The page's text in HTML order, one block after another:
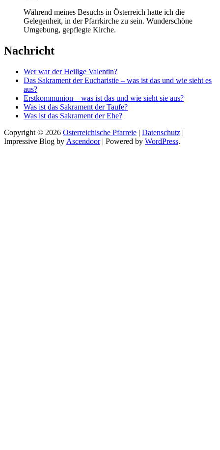
Während meines Besuchs in Österreich hatte ich die
Gelegenheit, in der Pfarrkirche zu sein. Wunderschöne
Umgebung, gepflegte Kirche.
Nachricht
Wer war der Heilige Valentin?
Das Sakrament der Eucharistie – was ist das und wie sieht es
aus?
Erstkommunion – was ist das und wie sieht sie aus?
Was ist das Sakrament der Taufe?
Was ist das Sakrament der Ehe?
Copyright © 2026 Osterreichische Pfarreie | Datenschutz |
Impressive Blog by Ascendoor| Powered by WordPress.